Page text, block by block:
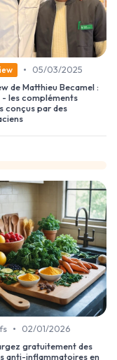
•
05/03/2025
de Matthieu Becamel :
- les compléments
conçus par des
•
02/01/2026
gratuitement des
anti-inflammatoires en